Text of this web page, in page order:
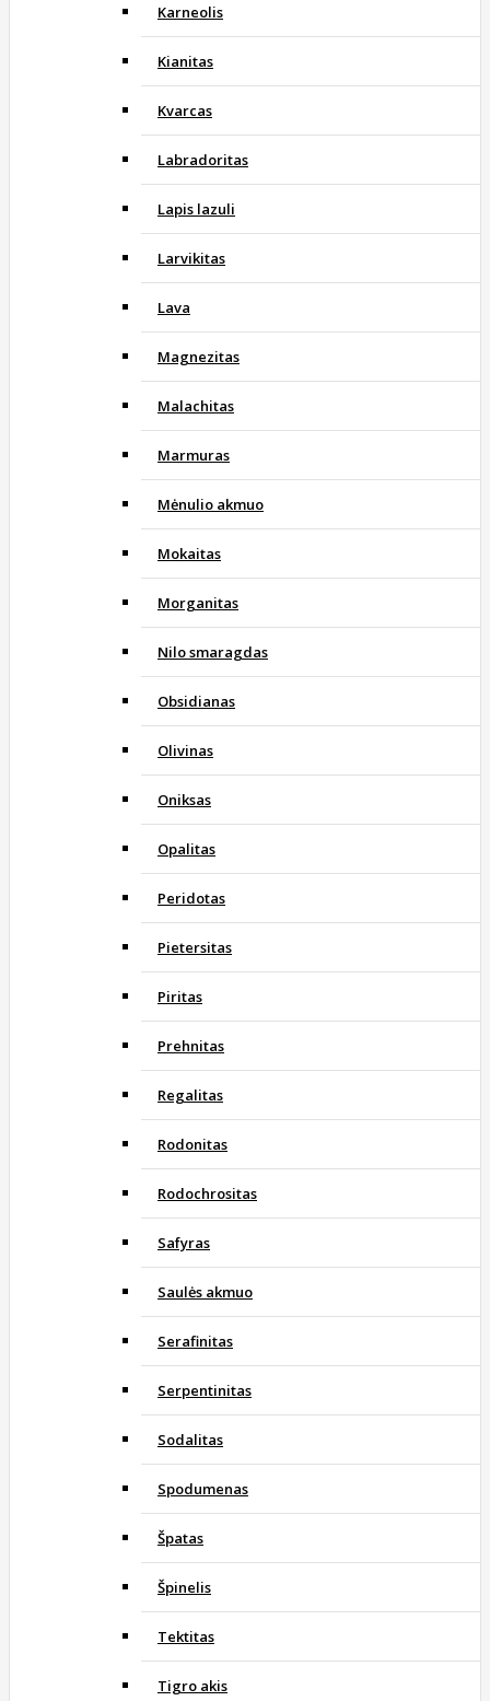
Karneolis
Kianitas
Kvarcas
Labradoritas
Lapis lazuli
Larvikitas
Lava
Magnezitas
Malachitas
Marmuras
Mėnulio akmuo
Mokaitas
Morganitas
Nilo smaragdas
Obsidianas
Olivinas
Oniksas
Opalitas
Peridotas
Pietersitas
Piritas
Prehnitas
Regalitas
Rodonitas
Rodochrositas
Safyras
Saulės akmuo
Serafinitas
Serpentinitas
Sodalitas
Spodumenas
Špatas
Špinelis
Tektitas
Tigro akis